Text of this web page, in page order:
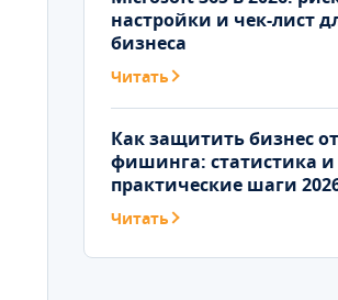
настройки и чек-лист
бизнеса
Читать
Как защитить бизнес от
фишинга: статистика и
практические шаги
Читать